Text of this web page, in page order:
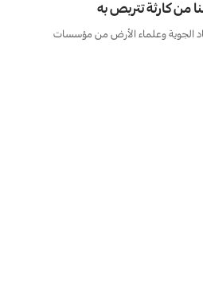
من كارثة تتربص به
الجوية وعلماء الأرض من مؤسسات